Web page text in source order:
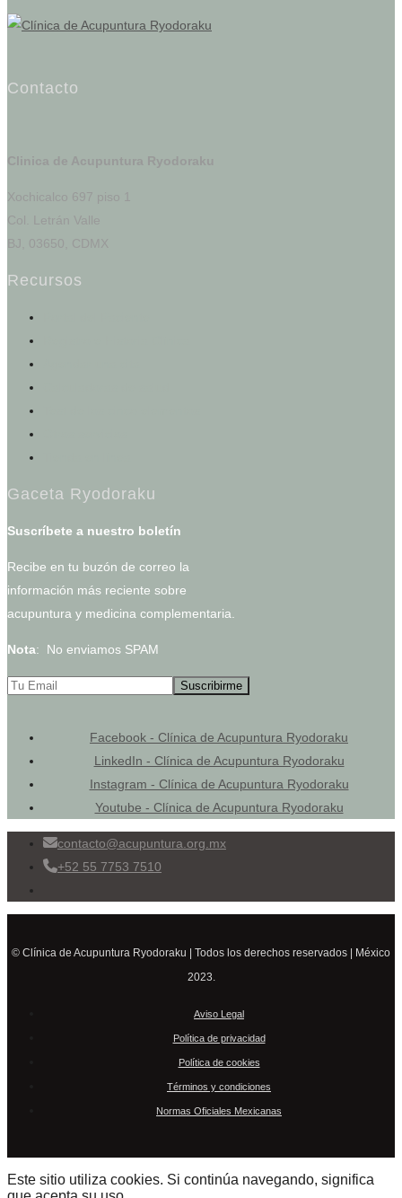
Contacto
Clinica de Acupuntura Ryodoraku
Xochicalco 697 piso 1
Col. Letrán Valle
BJ, 03650, CDMX
Recursos
Gaceta Ryodoraku
Suscríbete a nuestro boletín
Recibe en tu buzón de correo la
información más reciente sobre
acupuntura y medicina complementaria.
Nota: No enviamos SPAM
Facebook - Clínica de Acupuntura Ryodoraku
LinkedIn - Clínica de Acupuntura Ryodoraku
Instagram - Clínica de Acupuntura Ryodoraku
Youtube - Clínica de Acupuntura Ryodoraku
contacto@acupuntura.org.mx
+52 55 7753 7510
© Clínica de Acupuntura Ryodoraku | Todos los derechos reservados | México
2023.
Aviso Legal
Política de privacidad
Política de cookies
Términos y condiciones
Normas Oficiales Mexicanas
Este sitio utiliza cookies. Si continúa navegando, significa